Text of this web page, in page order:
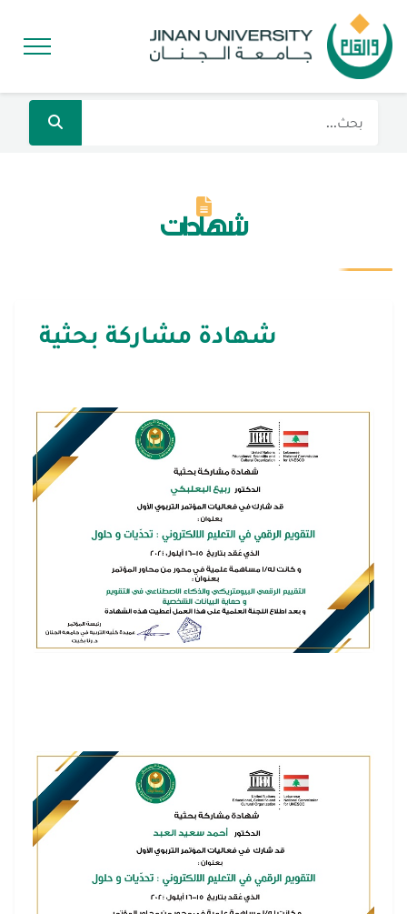
شهادات
شهادة مشاركة بحثية